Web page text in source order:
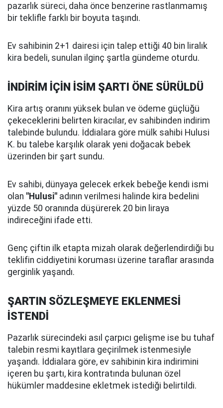
pazarlık süreci, daha önce benzerine rastlanmamış
bir teklifle farklı bir boyuta taşındı.
Ev sahibinin 2+1 dairesi için talep ettiği 40 bin liralık
kira bedeli, sunulan ilginç şartla gündeme oturdu.
İNDİRİM İÇİN İSİM ŞARTI ÖNE SÜRÜLDÜ
Kira artış oranını yüksek bulan ve ödeme güçlüğü
çekeceklerini belirten kiracılar, ev sahibinden indirim
talebinde bulundu. İddialara göre mülk sahibi Hulusi
K. bu talebe karşılık olarak yeni doğacak bebek
üzerinden bir şart sundu.
Ev sahibi, dünyaya gelecek erkek bebeğe kendi ismi
olan "Hulusi" adının verilmesi halinde kira bedelini
yüzde 50 oranında düşürerek 20 bin liraya
indireceğini ifade etti.
Genç çiftin ilk etapta mizah olarak değerlendirdiği bu
teklifin ciddiyetini koruması üzerine taraflar arasında
gerginlik yaşandı.
ŞARTIN SÖZLEŞMEYE EKLENMESİ
İSTENDİ
Pazarlık sürecindeki asıl çarpıcı gelişme ise bu tuhaf
talebin resmi kayıtlara geçirilmek istenmesiyle
yaşandı. İddialara göre, ev sahibinin kira indirimini
içeren bu şartı, kira kontratında bulunan özel
hükümler maddesine ekletmek istediği belirtildi.